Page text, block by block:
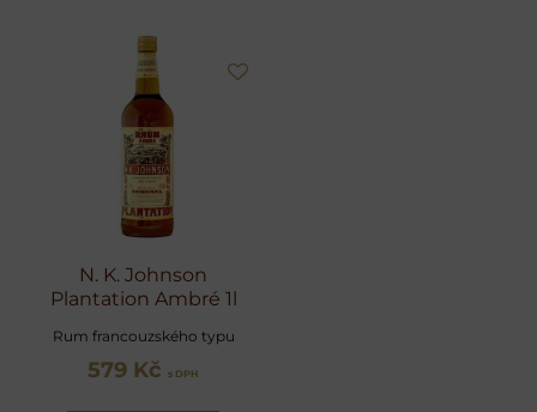
N. K. Johnson
Plantation Ambré 1l
Rum francouzského typu
579 Kč s DPH